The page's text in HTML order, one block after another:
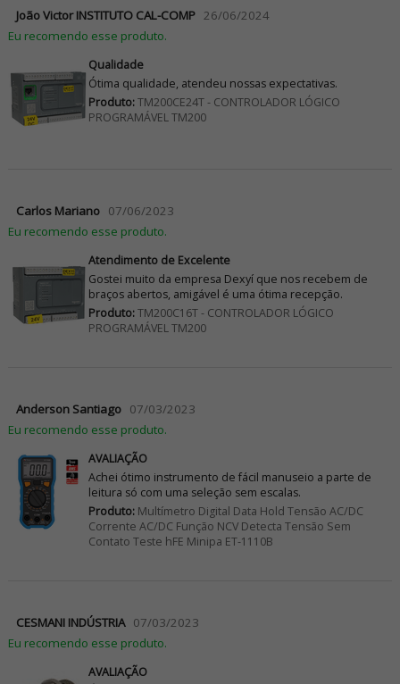
João Victor INSTITUTO CAL-COMP 26/06/2024
Eu recomendo esse produto.
Qualidade
Ótima qualidade, atendeu nossas expectativas.
Produto:TM200CE24T - CONTROLADOR LÓGICO
PROGRAMÁVEL TM200
Carlos Mariano 07/06/2023
Eu recomendo esse produto.
Atendimento de Excelente
Gostei muito da empresa Dexyí que nos recebem de
braços abertos, amigável é uma ótima recepção.
Produto:TM200C16T - CONTROLADOR LÓGICO
PROGRAMÁVEL TM200
Anderson Santiago 07/03/2023
Eu recomendo esse produto.
AVALIAÇÃO
Achei ótimo instrumento de fácil manuseio a parte de
leitura só com uma seleção sem escalas.
Produto:Multímetro Digital Data Hold Tensão AC/DC
Corrente AC/DC Função NCV Detecta Tensão Sem
Contato Teste hFE Minipa ET-1110B
CESMANI INDÚSTRIA 07/03/2023
Eu recomendo esse produto.
AVALIAÇÃO